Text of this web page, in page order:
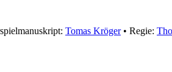
Tomas Kröger• Regie: